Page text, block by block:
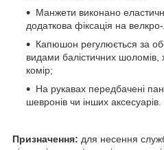
Манжети виконано
додаткова фіксація на
Капюшон регулюється за
видами балістичних шоломів,
комір;
На рукавах передбачені
шевронів чи інших аксесуарів.
Призначення: для несення